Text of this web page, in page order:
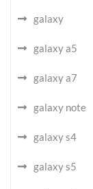
galaxy
galaxy a5
galaxy a7
galaxy note
galaxy s4
galaxy s5